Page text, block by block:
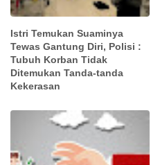
Istri Temukan Suaminya
Tewas Gantung Diri, Polisi :
Tubuh Korban Tidak
Ditemukan Tanda-tanda
Kekerasan